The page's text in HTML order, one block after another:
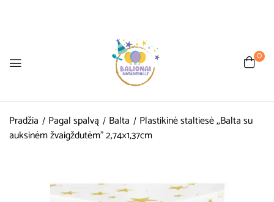
0
Pradžia Pagal spalvą Balta
Plastikinė staltiesė ,,Balta su
auksinėm žvaigždutėm” 2,74×1,37cm